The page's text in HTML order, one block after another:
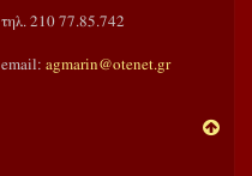
τηλ. 210 77.85.742
email: agmarin@otenet.gr